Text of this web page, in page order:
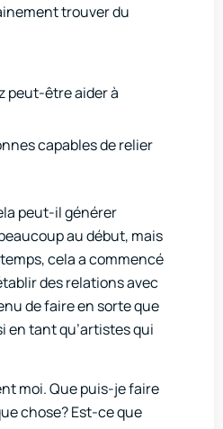
trouver du
peut-être aider à
capables de relier
peut-il générer
au début, mais
cela a commencé
des relations avec
de faire en sorte que
en tant qu’artistes qui
moi. Que puis-je faire
chose? Est-ce que